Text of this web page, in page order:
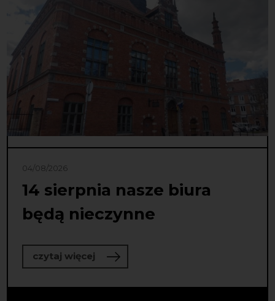
04/08/2026
14 sierpnia nasze biura
będą nieczynne
czytaj więcejo 14 sierpnia nasze biura będą